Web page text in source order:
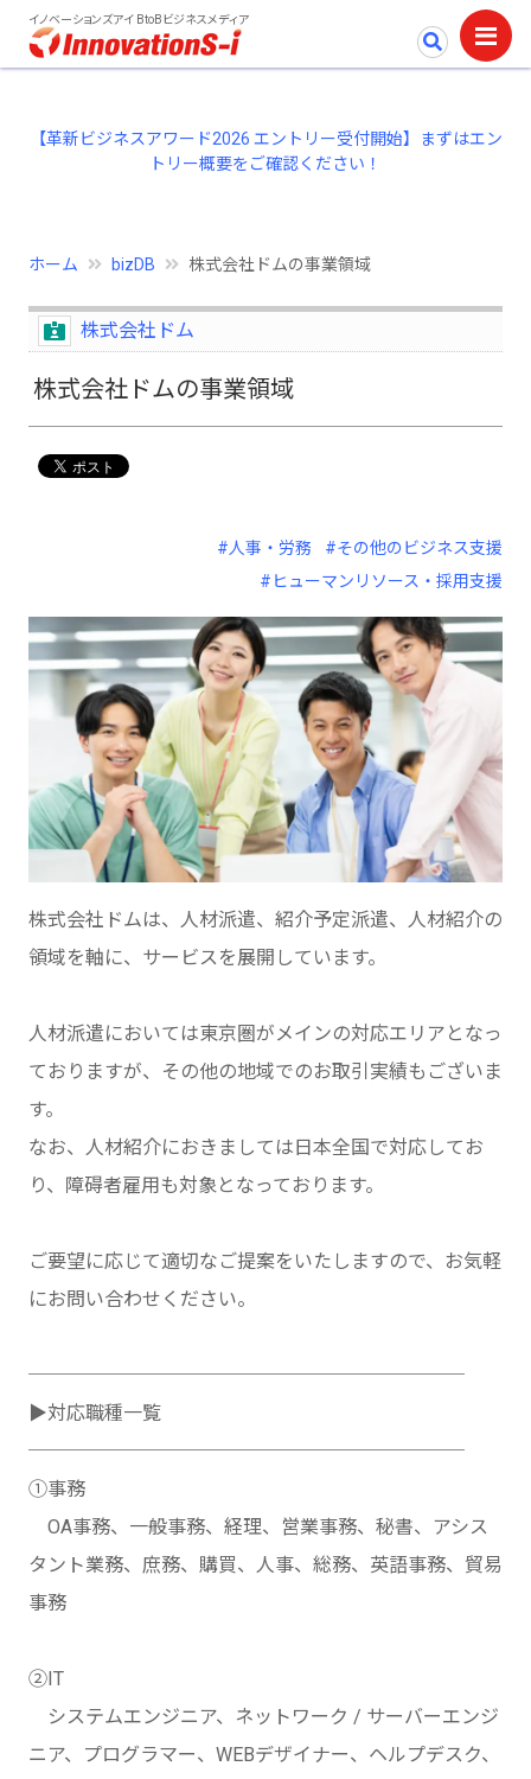
イノベーションズアイ BtoBビジネスメディア
【革新ビジネスアワード2026 エントリー受付開始】まずはエン
トリー概要をご確認ください！
ホーム bizDB 株式会社ドムの事業領域
株式会社ドム
株式会社ドムの事業領域
#人事・労務
#その他のビジネス支援
#ヒューマンリソース・採用支援
株式会社ドムは、人材派遣、紹介予定派遣、人材紹介の
領域を軸に、サービスを展開しています。
人材派遣においては東京圏がメインの対応エリアとなっ
ておりますが、その他の地域でのお取引実績もございま
す。
なお、人材紹介におきましては日本全国で対応してお
り、障碍者雇用も対象となっております。
ご要望に応じて適切なご提案をいたしますので、お気軽
にお問い合わせください。
───────────────────────
▶対応職種一覧
───────────────────────
①事務
OA事務、一般事務、経理、営業事務、秘書、アシス
タント業務、庶務、購買、人事、総務、英語事務、貿易
事務
②IT
システムエンジニア、ネットワーク / サーバーエンジ
ニア、プログラマー、WEBデザイナー、ヘルプデスク、